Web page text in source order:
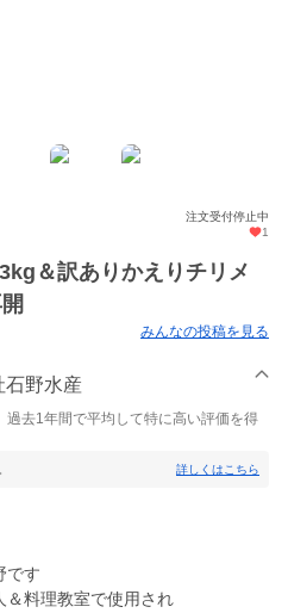
注文受付停止中
1
＆訳ありかえりチリメ
みんなの投稿を見る
石野水産
過去1年間で平均して特に高い評価を得
詳しくはこちら
です
＆料理教室で使用され